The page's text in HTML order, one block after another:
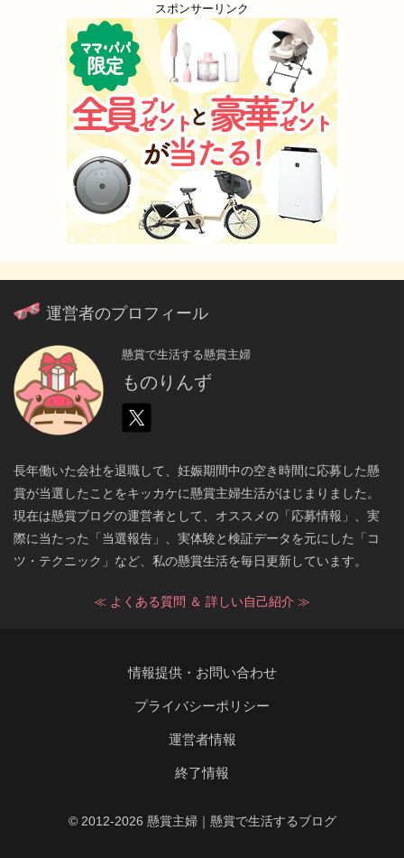
スポンサーリンク
運営者のプロフィール
懸賞で生活する懸賞主婦
ものりんず
長年働いた会社を退職して、妊娠期間中の空き時間に応募した懸
賞が当選したことをキッカケに懸賞主婦生活がはじまりました。
現在は懸賞ブログの運営者として、オススメの「応募情報」、実
際に当たった「当選報告」、実体験と検証データを元にした「コ
ツ・テクニック」など、私の懸賞生活を毎日更新しています。
≪ よくある質問 ＆ 詳しい自己紹介 ≫
情報提供・お問い合わせ
プライバシーポリシー
運営者情報
終了情報
© 2012-2026 懸賞主婦｜懸賞で生活するブログ